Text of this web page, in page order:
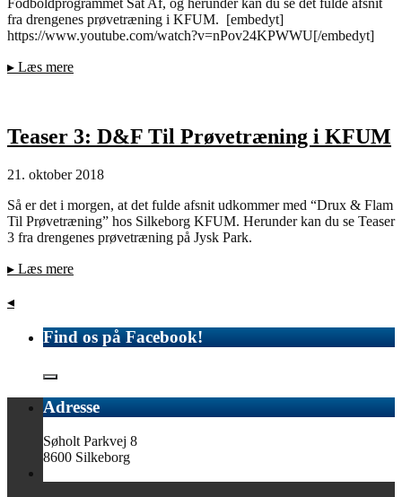
fra drengenes prøvetræning i KFUM. [embedyt]
https://www.youtube.com/watch?v=nPov24KPWWU[/embedyt]
▸ Læs mere
Teaser 3: D&F Til Prøvetræning i KFUM
21. oktober 2018
Så er det i morgen, at det fulde afsnit udkommer med “Drux & Flam
Til Prøvetræning” hos Silkeborg KFUM. Herunder kan du se Teaser
3 fra drengenes prøvetræning på Jysk Park.
▸ Læs mere
◂
Find os på Facebook!
Adresse
Søholt Parkvej 8
8600 Silkeborg